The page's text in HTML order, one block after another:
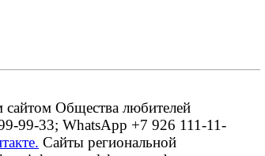
сайтом Общества любителей
99-33; WhatsApp +7 926 111-11-
Сайты региональной